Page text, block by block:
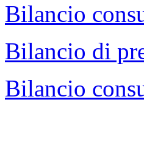
Bilancio
Bilancio di
Bilancio